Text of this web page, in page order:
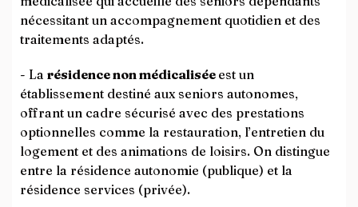
nécessitant un accompagnement quotidien et des
traitements adaptés.
- La résidence non médicalisée est un
établissement destiné aux seniors autonomes,
offrant un cadre sécurisé avec des prestations
optionnelles comme la restauration, l’entretien du
logement et des animations de loisirs. On distingue
entre la résidence autonomie (publique) et la
résidence services (privée).